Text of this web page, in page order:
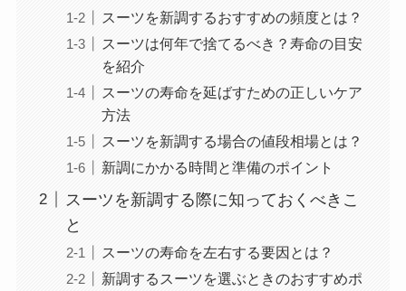
スーツを新調するおすすめの頻度とは？
スーツは何年で捨てるべき？寿命の目安
を紹介
スーツの寿命を延ばすための正しいケア
方法
スーツを新調する場合の値段相場とは？
新調にかかる時間と準備のポイント
スーツを新調する際に知っておくべきこ
と
スーツの寿命を左右する要因とは？
新調するスーツを選ぶときのおすすめポ